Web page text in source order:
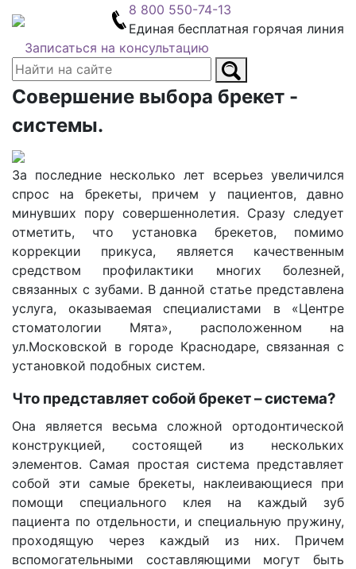
8 800 550-74-13
Единая бесплатная горячая линия
Записаться на консультацию
​Совершение выбора брекет -
системы.
За последние несколько лет всерьез увеличился
спрос на брекеты, причем у пациентов, давно
минувших пору совершеннолетия. Сразу следует
отметить, что установка брекетов, помимо
коррекции прикуса, является качественным
средством профилактики многих болезней,
связанных с зубами. В данной статье представлена
услуга, оказываемая специалистами в «Центре
стоматологии Мята», расположенном на
ул.Московской в городе Краснодаре, связанная с
установкой подобных систем.
Что представляет собой брекет – система?
Она является весьма сложной ортодонтической
конструкцией, состоящей из нескольких
элементов. Самая простая система представляет
собой эти самые брекеты, наклеивающиеся при
помощи специального клея на каждый зуб
пациента по отдельности, и специальную пружину,
проходящую через каждый из них. Причем
вспомогательными составляющими могут быть